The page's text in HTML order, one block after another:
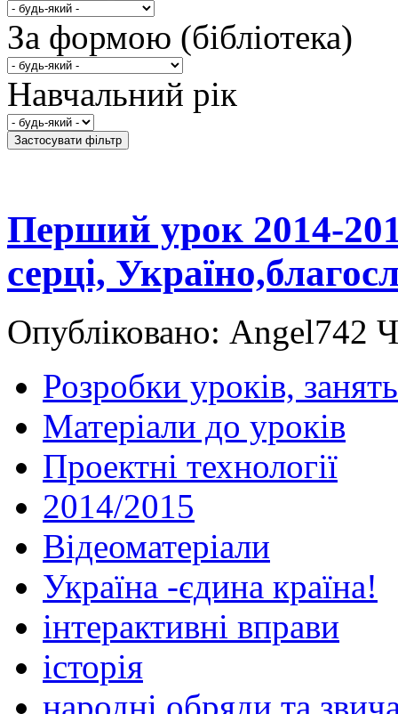
За формою (бібліотека)
Навчальний рік
Перший урок 2014-
серці,
Опубліковано: Angel742
Розробки уроків, занять
Матеріали до уроків
Проектні технології
2014/2015
Відеоматеріали
Україна -єдина країна!
інтерактивні вправи
історія